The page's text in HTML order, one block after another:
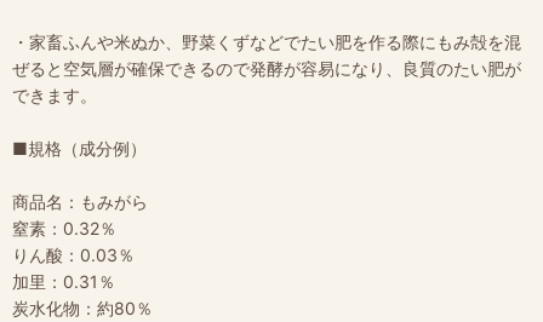
・家畜ふんや米ぬか、野菜くずなどでたい肥を作る際にもみ殻を混
ぜると空気層が確保できるので発酵が容易になり、良質のたい肥が
できます。
■規格（成分例）
商品名：もみがら
窒素：0.32％
りん酸：0.03％
加里：0.31％
炭水化物：約80％